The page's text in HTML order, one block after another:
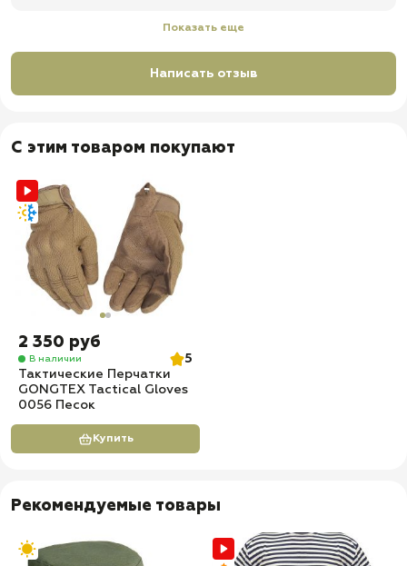
Показать еще
Написать отзыв
С этим товаром покупают
2 350 руб
В наличии
5
Тактические Перчатки
GONGTEX Tactical Gloves
0056 Песок
Купить
Рекомендуемые товары